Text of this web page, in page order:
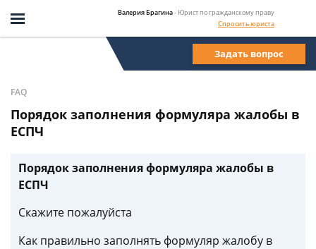
Валерия Брагина- Юрист по гражданскому праву
Спросить юриста
Задать вопрос
FAQ
Порядок заполнения формуляра жалобы в
ЕСПЧ
Порядок заполнения формуляра жалобы в
ЕСПЧ
Скажите пожалуйста
Как правильно заполнять формуляр жалобу в